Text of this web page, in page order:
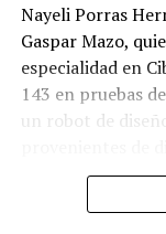
Nayeli Porras
Gaspar Mazo,
especialidad en
143 en pruebas
un robot de
El desempeño